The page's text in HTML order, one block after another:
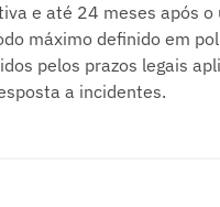
e até 24 meses após
máximo definido em
pelos prazos legais
a incidentes.